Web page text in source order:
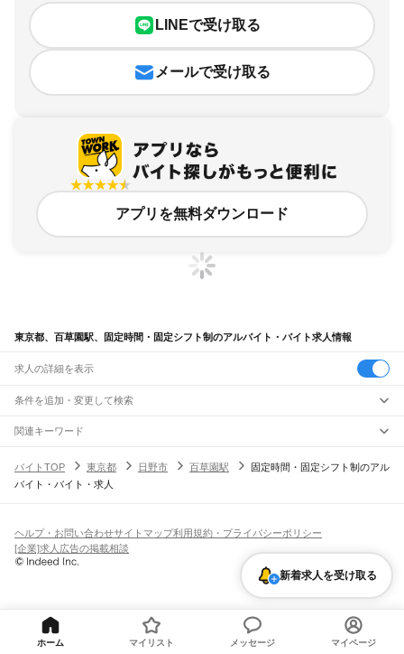
LINEで受け取る
メールで受け取る
アプリを無料ダウンロード
東京都、百草園駅、固定時間・固定シフト制のアルバイト・バイト求人情報
求人の詳細を表示
条件を追加・変更して検索
市区町村を追加・変更
東京都すべて
東京23区 すべて
江戸川区
八王子市立川市武蔵野市 昭島市調布市町田市小金井市
小平市日野市 狛江市 東大和市 清瀬市
あきる野市西東京市 大島町利島村
小笠原村西多摩郡
駅を追加・変更
JR山手線
大崎駅五反田駅目黒駅恵比寿駅 代々木駅新宿駅新大久保駅
高田馬場駅
田端駅 西日暮里駅
新橋駅浜松町駅田町駅
JR南武線
矢野口駅
南多摩駅 分倍河原駅西府駅 矢川駅西国立駅
立川駅
職種を追加・変更
飲食・フードサービスすべて
ホールスタッフキッチンスタッフ
パン屋（ベーカリー）
バー（BAR）・バーテンダー
飲食店（店長・マネージャー）
営業テレフォンアポインター（テレアポ） ルートセールス
フードカウンター販売員
アパレル
家電量販店・携帯販売（携帯ショップ）
販売店（店長・マネージャー） その他販売
人気
日払いOK高校生歓迎 髪型・髪色自由
留学生・外国人活躍中
シフト
土日祝のみOK
平日のみOK 週1日からOK 週2・3日からOK
週4日以上OK
雇用形態を追加・変更
派遣社員
業務委託
関連キーワード
バイトTOP
東京都 日野市 百草園駅
固定時間・固定シフト制のアル
バイト・バイト・求人
新着求人を受け取る
ヘルプ・お問い合わせサイトマップ利用規約・プライバシーポリシー
[企業]求人広告の掲載相談
ホーム マイリスト メッセージ マイページ